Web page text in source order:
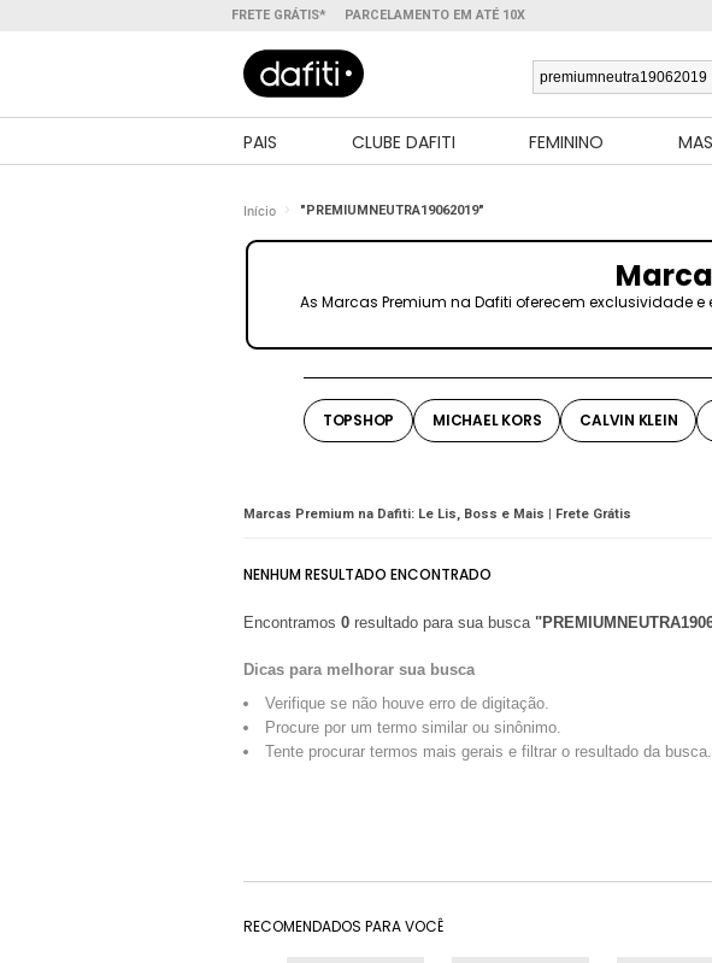
FRETE GRÁTIS* PARCELAMENTO EM ATÉ 10X
PAIS CLUBE DAFITI FEMININO
Início "PREMIUMNEUTRA19062019"
As Marcas Premium na Dafiti oferecem
TOPSHOP MICHAEL KORS CALVIN KLEIN
Marcas Premium na Dafiti: Le Lis, Boss e Mais | Frete Grátis
NENHUM RESULTADO ENCONTRADO
Encontramos 0 resultado para sua busca
Dicas para melhorar sua busca
Verifique se não houve erro de digitação.
Procure por um termo similar ou sinônimo.
Tente procurar termos mais gerais e filtrar o resultado da busca.
RECOMENDADOS PARA VOCÊ